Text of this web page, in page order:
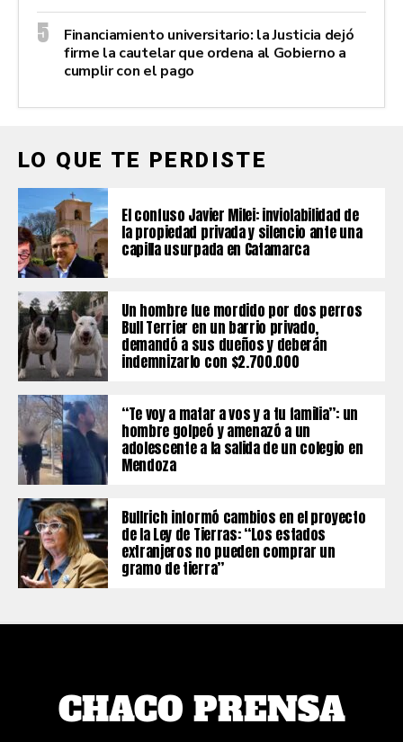
Financiamiento universitario: la Justicia dejó
firme la cautelar que ordena al Gobierno a
cumplir con el pago
LO QUE TE PERDISTE
El confuso Javier Milei: inviolabilidad de
la propiedad privada y silencio ante una
capilla usurpada en Catamarca
Un hombre fue mordido por dos perros
Bull Terrier en un barrio privado,
demandó a sus dueños y deberán
indemnizarlo con $2.700.000
“Te voy a matar a vos y a tu familia”: un
hombre golpeó y amenazó a un
adolescente a la salida de un colegio en
Mendoza
Bullrich informó cambios en el proyecto
de la Ley de Tierras: “Los estados
extranjeros no pueden comprar un
gramo de tierra”